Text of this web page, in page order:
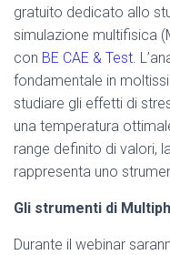
gratuito dedicato allo
simulazione multifisica
con BE CAE & Test.
fondamentale in
studiare gli effetti di
una temperatura
range definito di valori,
rappresenta uno
Gli strumenti di
Durante il webinar